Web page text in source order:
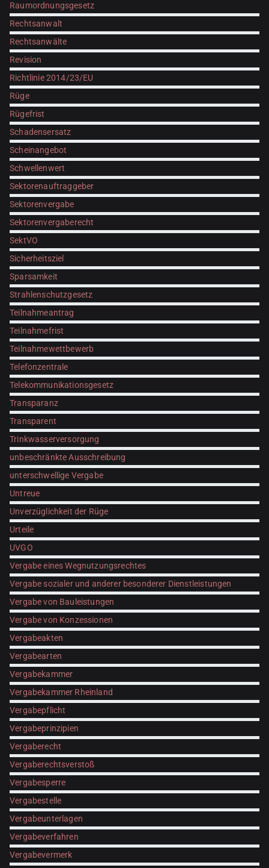
Raumordnungsgesetz
Rechtsanwalt
Rechtsanwälte
Revision
Richtlinie 2014/23/EU
Rüge
Rügefrist
Schadensersatz
Scheinangebot
Schwellenwert
Sektorenauftraggeber
Sektorenvergabe
Sektorenvergaberecht
SektVO
Sicherheitsziel
Sparsamkeit
Strahlenschutzgesetz
Teilnahmeantrag
Teilnahmefrist
Teilnahmewettbewerb
Telefonzentrale
Telekommunikationsgesetz
Transparanz
Transparent
Trinkwasserversorgung
unbeschränkte Ausschreibung
unterschwellige Vergabe
Untreue
Unverzüglichkeit der Rüge
Urteile
UVGO
Vergabe eines Wegnutzungsrechtes
Vergabe sozialer und anderer besonderer Dienstleistungen
Vergabe von Bauleistungen
Vergabe von Konzessionen
Vergabeakten
Vergabearten
Vergabekammer
Vergabekammer Rheinland
Vergabepflicht
Vergabeprinzipien
Vergaberecht
Vergaberechtsverstoß
Vergabesperre
Vergabestelle
Vergabeunterlagen
Vergabeverfahren
Vergabevermerk